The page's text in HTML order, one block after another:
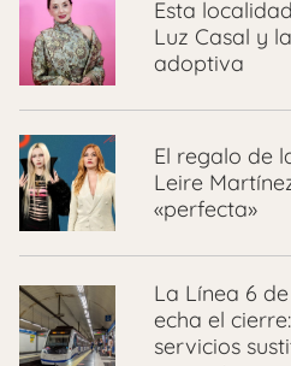
Esta
Luz Casal y
adoptiva
El regalo de
Leire
«perfecta»
La Línea 6
echa el
servicios